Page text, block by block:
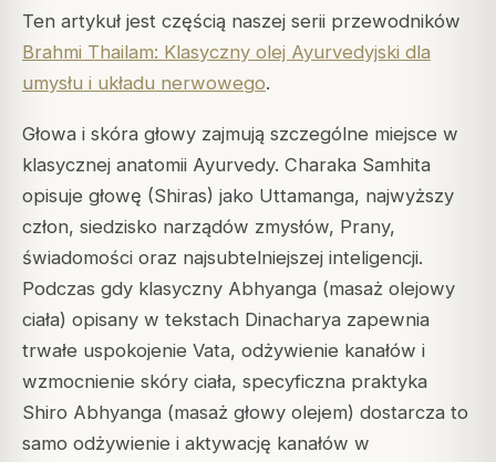
Ten artykuł jest częścią naszej serii przewodników
Brahmi Thailam: Klasyczny olej Ayurvedyjski dla
umysłu i układu nerwowego.
Głowa i skóra głowy zajmują szczególne miejsce w
klasycznej anatomii Ayurvedy. Charaka Samhita
opisuje głowę (Shiras) jako Uttamanga, najwyższy
człon, siedzisko narządów zmysłów, Prany,
świadomości oraz najsubtelniejszej inteligencji.
Podczas gdy klasyczny Abhyanga (masaż olejowy
ciała) opisany w tekstach Dinacharya zapewnia
trwałe uspokojenie Vata, odżywienie kanałów i
wzmocnienie skóry ciała, specyficzna praktyka
Shiro Abhyanga (masaż głowy olejem) dostarcza to
samo odżywienie i aktywację kanałów w